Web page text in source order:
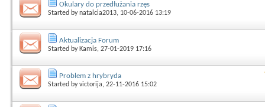
Okulary do przedłużania rzęs
Started bynatalcia2013, 10-06-2016 13:19
Aktualizacja Forum
Started by Kamis, 27-01-2019 17:16
Problem z hrybryda
Started byvictorija, 22-11-2016 15:02